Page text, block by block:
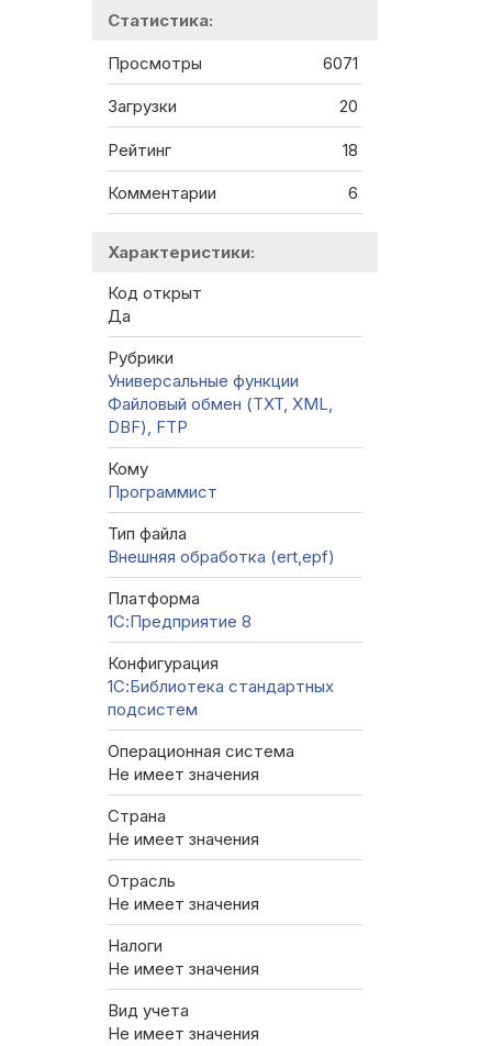
Статистика:
Просмотры 6071
Загрузки 20
Рейтинг 18
Комментарии 6
Характеристики:
Код открыт
Да
Рубрики
Универсальные функции
Файловый обмен (TXT, XML,
DBF), FTP
Кому
Программист
Тип файла
Внешняя обработка (ert,epf)
Платформа
1С:Предприятие 8
Конфигурация
1С:Библиотека стандартных
подсистем
Операционная система
Не имеет значения
Страна
Не имеет значения
Отрасль
Не имеет значения
Налоги
Не имеет значения
Вид учета
Не имеет значения